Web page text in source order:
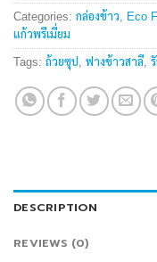
Categories: กล่องข้าว Eco
แก้วพรีเมี่ยม
Tags: ถ้วยซุป ฟางข้าวสาลี
DESCRIPTION
REVIEWS (0)